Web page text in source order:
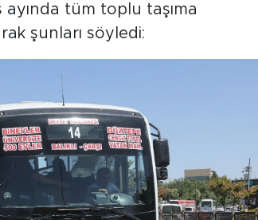
ayında tüm toplu taşıma
şunları söyledi: